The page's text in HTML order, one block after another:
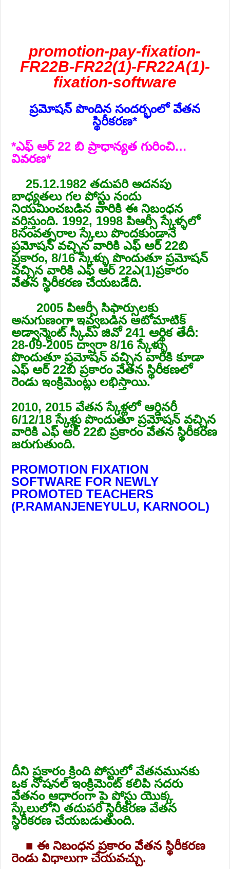
promotion-pay-fixation-
FR22B-FR22(1)-FR22A(1)-
fixation-software
ప్రమోషన్ పొందిన సందర్భంలో వేతన
స్థిరీకరణ*
*ఎఫ్ ఆర్ 22 బి ప్రాధాన్యత గురించి…
వివరణ*
25.12.1982 తదుపరి అదనపు
బాధ్యతలు గల పోస్టు నందు
నియమించబడిన వారికి ఈ నిబంధన
వర్తిస్తుంది. 1992, 1998 పిఆర్సీ స్కేళ్ళలో
8సంవత్సరాల స్కేలు పొందకుండానే
ప్రమోషన్ వచ్చిన వారికి ఎఫ్ ఆర్ 22బి
ప్రకారం, 8/16 స్కేళ్ళు పొందుతూ ప్రమోషన్
వచ్చిన వారికి ఎఫ్ ఆర్ 22ఎ(1)ప్రకారం
వేతన స్థిరీకరణ చేయబడేది.
2005 పిఆర్సీ సిఫార్సులకు
అనుగుణంగా ఇవ్వబడిన ఆటోమాటిక్
అడ్వాన్మెంట్ స్కీమ్ జివో 241 ఆర్థిక తేదీ:
28-09-2005 ద్వారా 8/16 స్కేళ్ళు
పొందుతూ ప్రమోషన్ వచ్చిన వారికి కూడా
ఎఫ్ ఆర్ 22బి ప్రకారం వేతన స్థిరీకణలో
రెండు ఇంక్రిమెంట్లు లభిస్తాయి.
2010, 2015 వేతన స్కేళ్లలో ఆర్డినరీ
6/12/18 స్కేళ్లు పొందుతూ ప్రమోషన్ వచ్చిన
వారికి ఎఫ్ ఆర్ 22బి ప్రకారం వేతన స్థిరీకరణ
జరుగుతుంది.
PROMOTION FIXATION
SOFTWARE FOR NEWLY
PROMOTED TEACHERS
(P.RAMANJENEYULU, KARNOOL)
దీని ప్రకారం క్రింది పోస్టులో వేతనమునకు
ఒక నోషనల్ ఇంక్రిమెంట్ కలిపి సదరు
వేతనం ఆధారంగా పై పోస్టు యొక్క
స్కేలులోని తదుపరి స్థిరీకరణ వేతన
స్థిరీకరణ చేయబడుతుంది.
■ ఈ నిబంధన ప్రకారం వేతన స్థిరీకరణ
రెండు విధాలుగా చేయవచ్చు.